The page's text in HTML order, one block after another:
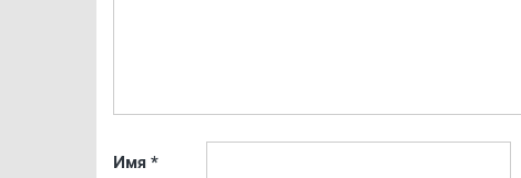
Имя *